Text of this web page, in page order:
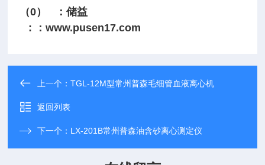
（0） ：储益
: ：www.pusen17.com
上一个：TGL-12M型常州普森毛细管血液离心机
返回列表
下一个： LX-201B常州普森油含砂离心测定仪